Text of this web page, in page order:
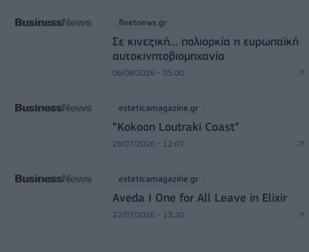
fleetnews.gr
Σε κινεζική… πολιορκία η ευρωπαϊκή
αυτοκινητοβιομηχανία
06/08/2026 - 05:00
esteticamagazine.gr
“Kokoon Loutraki Coast”
28/07/2026 - 12:07
esteticamagazine.gr
Aveda I One for All Leave in Elixir
22/07/2026 - 13:20